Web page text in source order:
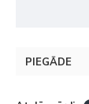
PIEGĀDE